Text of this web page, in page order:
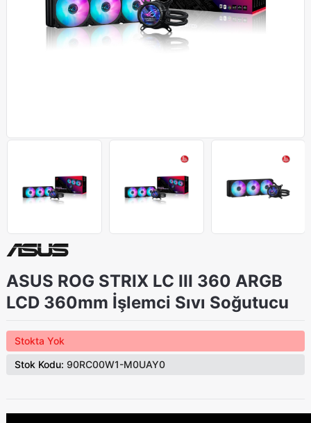
ASUS ROG STRIX LC III 360 ARGB
LCD 360mm İşlemci Sıvı Soğutucu
Stokta Yok
Stok Kodu: 90RC00W1-M0UAY0